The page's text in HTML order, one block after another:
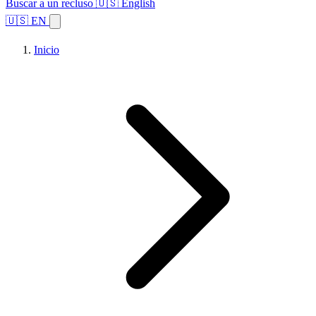
Buscar a un recluso 🇺🇸 English
🇺🇸 EN
Inicio